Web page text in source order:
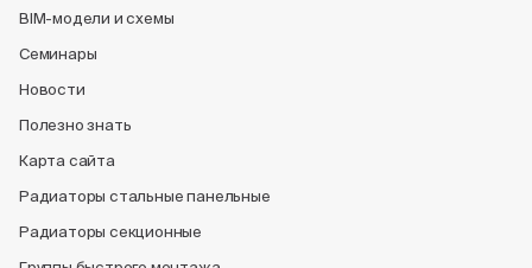
BIM-модели и схемы
Семинары
Новости
Полезно знать
Карта сайта
Радиаторы стальные панельные
Радиаторы секционные